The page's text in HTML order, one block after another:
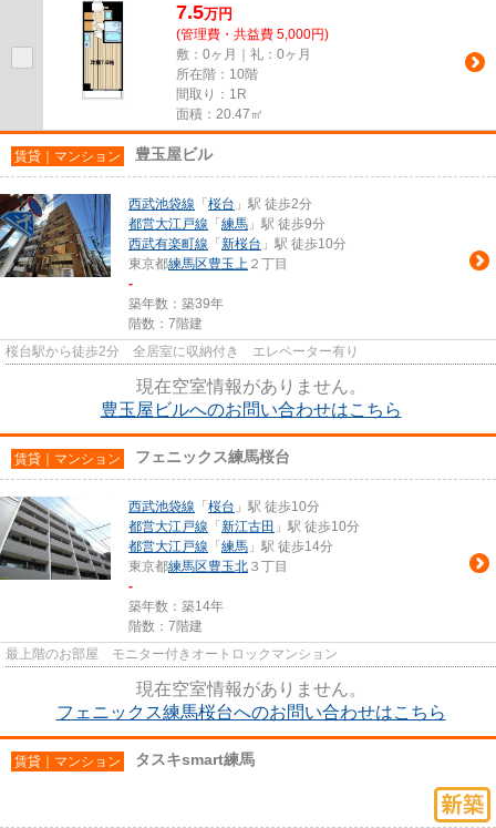
7.5万円
(管理費・共益費 5,000円)
敷：0ヶ月｜礼：0ヶ月
所在階：10階
間取り：1R
面積：20.47㎡
賃貸｜マンション 豊玉屋ビル
西武池袋線 「 桜台 」駅 徒歩2分
都営大江戸線 「 練馬 」駅 徒歩9分
西武有楽町線 「 新桜台 」駅 徒歩10分
東京都練馬区豊玉上 ２丁目
-
築年数：築39年
階数：7階建
桜台駅から徒歩2分 全居室に収納付き エレベーター有り
現在空室情報がありません。
豊玉屋ビルへのお問い合わせはこちら
賃貸｜マンション フェニックス練馬桜台
西武池袋線 「 桜台 」駅 徒歩10分
都営大江戸線 「 新江古田 」駅 徒歩10分
都営大江戸線 「 練馬 」駅 徒歩14分
東京都練馬区豊玉北 ３丁目
-
築年数：築14年
階数：7階建
最上階のお部屋 モニター付きオートロックマンション
現在空室情報がありません。
フェニックス練馬桜台へのお問い合わせはこちら
賃貸｜マンション タスキsmart練馬